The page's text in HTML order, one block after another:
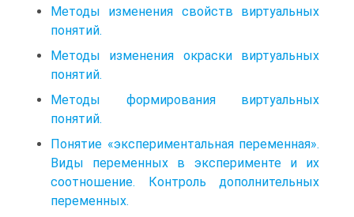
Методы изменения свойств виртуальных
понятий.
Методы изменения окраски виртуальных
понятий.
Методы формирования виртуальных
понятий.
Понятие «экспериментальная переменная».
Виды переменных в эксперименте и их
соотношение. Контроль дополнительных
переменных.